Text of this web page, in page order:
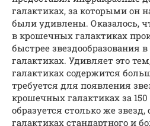
галактиках, за которыми он
были удивлены. Оказалось,
в крошечных галактиках
быстрее звездообразования
галактиках. Удивляет это
галактиках содержится
требуется для появления
крошечных галактиках за
образуется столько же звезд,
галактиках стандартного и